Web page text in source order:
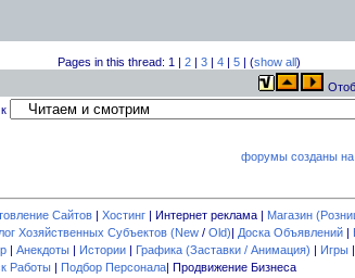
Pages in this thread: 1 | 2| 3| 4| 5| (show all)
форумы созданы на
Сайтов | Хостинг | Интернет реклама | Магазин
Хозяйственных Субъектов (New / Old)| Доска Объявлений |
| Анекдоты | Истории | Графика (Заставки / Анимация) | Игры |
Работы | Подбор Персонала| Продвижение Бизнеса